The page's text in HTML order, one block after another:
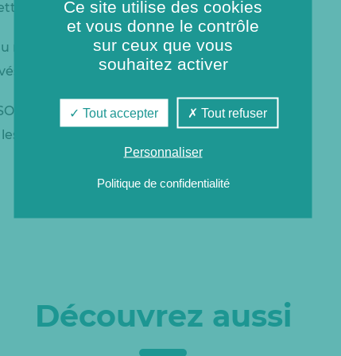
énergie renouvelable et locale.
réseau de chaleur, les moyens de production
continue de développer le réseau de
quartiers de Faubourg Raines et la Citée
Découvrez aussi
Ce site utilise des cookies
et vous donne le contrôle
sur ceux que vous
souhaitez activer
Tout accepter Tout refuser
Personnaliser
Politique de confidentialité